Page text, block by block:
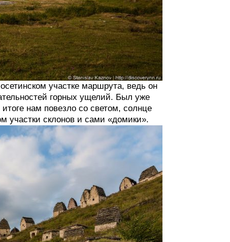
участке маршрута, ведь он
горных ущелий. Был уже
нам повезло со светом, солнце
участки склонов и сами «домики».